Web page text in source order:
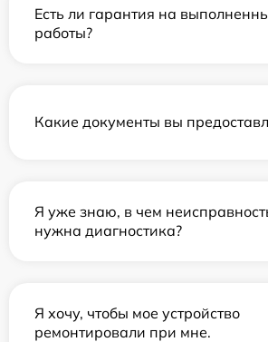
Есть ли гарантия на
работы?
Какие документы вы
Я уже знаю, в чем
нужна диагностика?
Я хочу, чтобы мое устройство
ремонтировали при мне.